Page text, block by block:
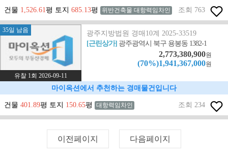
건물 1,526.61평 토지 685.13평 위반건축물 대항력임차인 조회 763
35일 남음
유찰 1회 2026-09-11
광주지방법원 경매10계 2025-33519
[근린상가] 광주광역시 북구 용봉동 1382-1
2,773,380,900원
(70%)1,941,367,000원
마이옥션에서 추천하는 경매물건입니다
건물 401.89평 토지 150.65평 대항력임차인 조회 234
이전페이지 다음페이지